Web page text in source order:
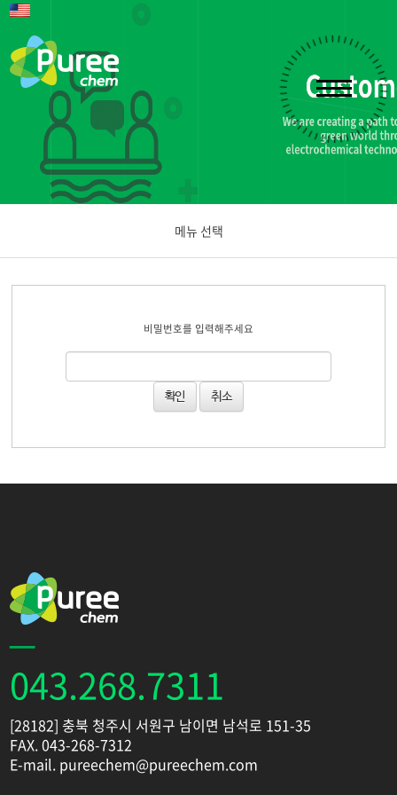
메뉴 선택
공지사항
문의하기
비밀번호를 입력해주세요
취소
043.268.7311
[28182] 충북 청주시 서원구 남이면 남석로 151-35
FAX. 043-268-7312
E-mail. pureechem@pureechem.com